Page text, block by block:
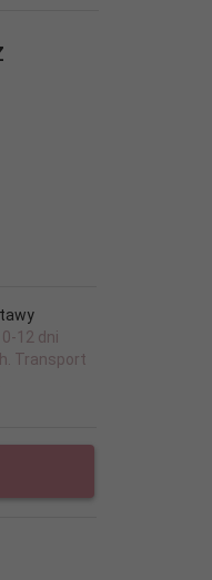
12 dni
Transport